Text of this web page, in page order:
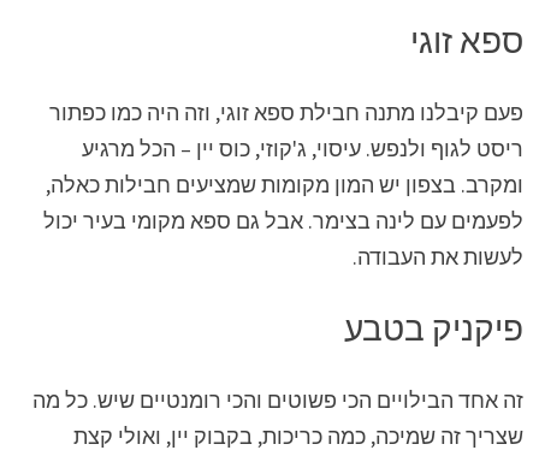
ספא זוגי
פעם קיבלנו מתנה חבילת ספא זוגי, וזה היה כמו כפתור
ריסט לגוף ולנפש. עיסוי, ג'קוזי, כוס יין – הכל מרגיע
ומקרב. בצפון יש המון מקומות שמציעים חבילות כאלה,
לפעמים עם לינה בצימר. אבל גם ספא מקומי בעיר יכול
לעשות את העבודה.
פיקניק בטבע
זה אחד הבילויים הכי פשוטים והכי רומנטיים שיש. כל מה
שצריך זה שמיכה, כמה כריכות, בקבוק יין, ואולי קצת